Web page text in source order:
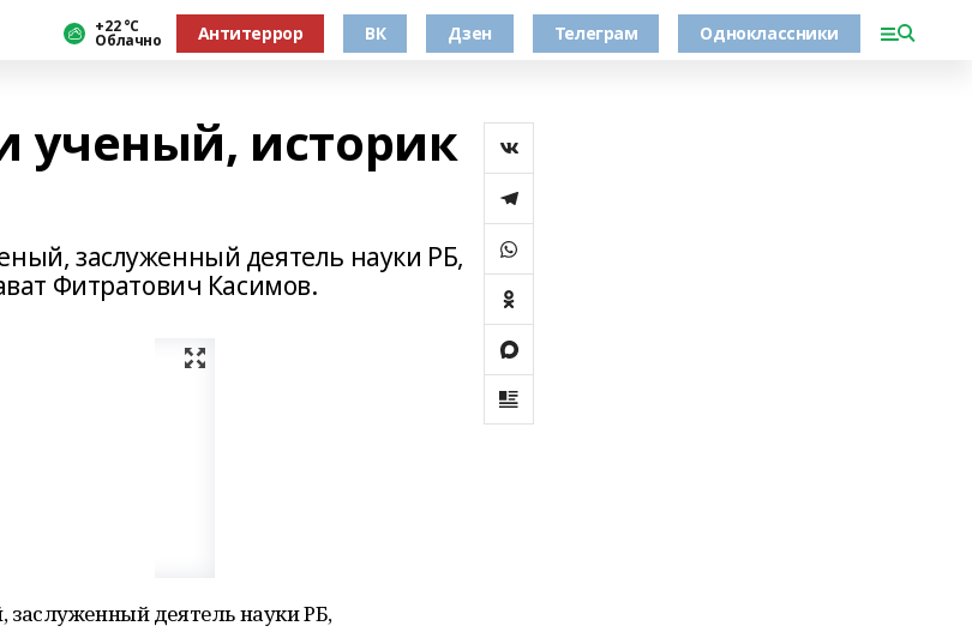
+22 °С
Облачно Антитеррор ВК Дзен Телеграм Одноклассники
ученый, историк
заслуженный деятель науки РБ,
Фитратович Касимов.
деятель науки РБ,